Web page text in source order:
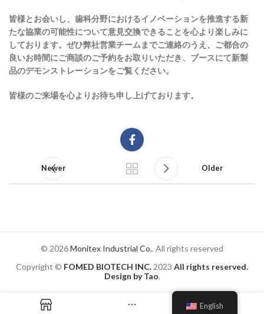
皆様とお会いし、歯科分野におけるイノベーションを推進する新
たな協業の可能性について意見交換できることを心より楽しみに
しております。ぜひ弊社営業チームまでご連絡のうえ、ご都合の
良いお時間にご商談のご予約をお取りいただき、ブースにて新製
品のデモンストレーションをご覧ください。
皆様のご来場を心よりお待ち申し上げております。
Newer Older
© 2026Monitex Industrial Co.. All rights reserved
Copyright © FOMED BIOTECH INC. 2023 All rights reserved.
Design by Tao.
English